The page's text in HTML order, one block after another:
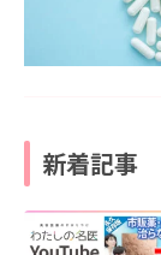
新着記事